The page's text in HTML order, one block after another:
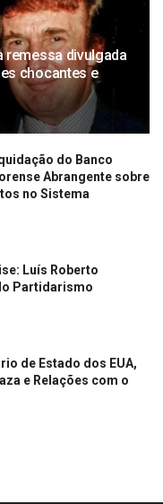
remessa divulgada
chocantes e
do Banco
Abrangente sobre
no Sistema
Luís Roberto
Partidarismo
de Estado dos EUA,
e Relações com o